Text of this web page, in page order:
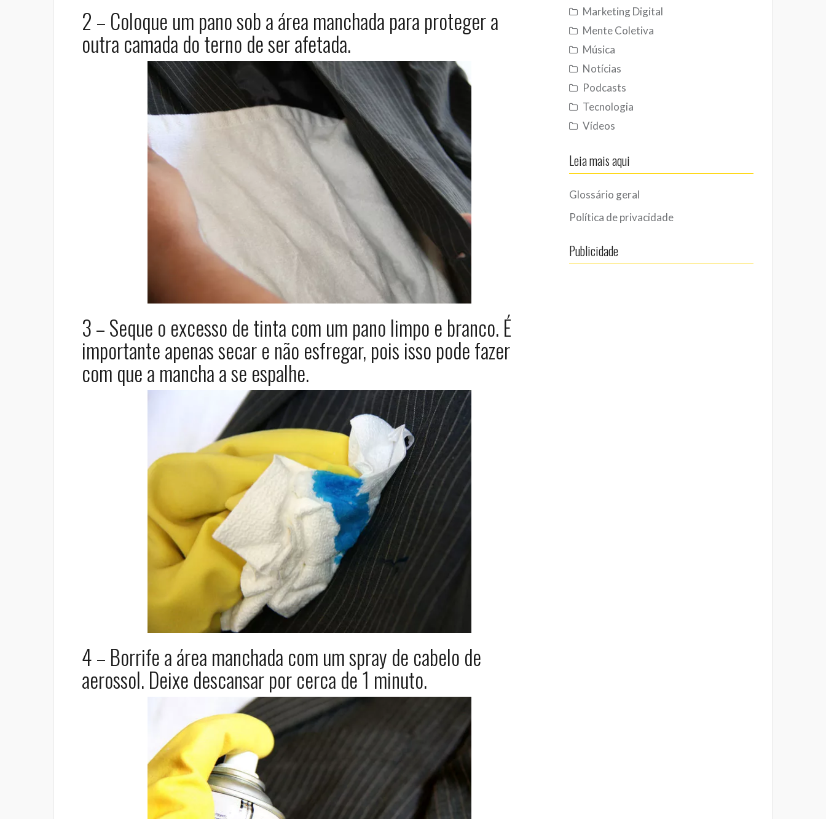
2 – Coloque um pano sob a área manchada para proteger a
outra camada do terno de ser afetada.
3 – Seque o excesso de tinta com um pano limpo e branco. É
importante apenas secar e não esfregar, pois isso pode fazer
com que a mancha a se espalhe.
4 – Borrife a área manchada com um spray de cabelo de
aerossol. Deixe descansar por cerca de 1 minuto.
Marketing Digital
Mente Coletiva
Música
Notícias
Podcasts
Tecnologia
Vídeos
Leia mais aqui
Glossário geral
Política de privacidade
Publicidade